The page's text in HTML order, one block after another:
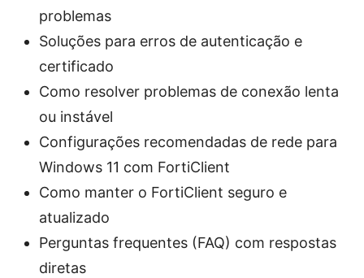
problemas
Soluções para erros de autenticação e
certificado
Como resolver problemas de conexão lenta
ou instável
Configurações recomendadas de rede para
Windows 11 com FortiClient
Como manter o FortiClient seguro e
atualizado
Perguntas frequentes (FAQ) com respostas
diretas